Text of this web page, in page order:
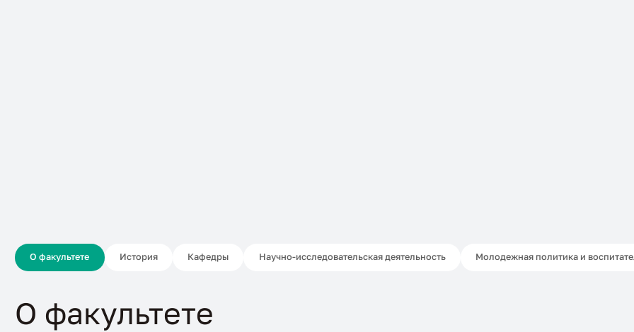
О факультете История Кафедры Научно-исследовательская деятельность Молодежная политика и
О факультете